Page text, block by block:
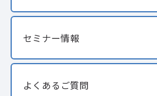
セミナー情報
よくあるご質問